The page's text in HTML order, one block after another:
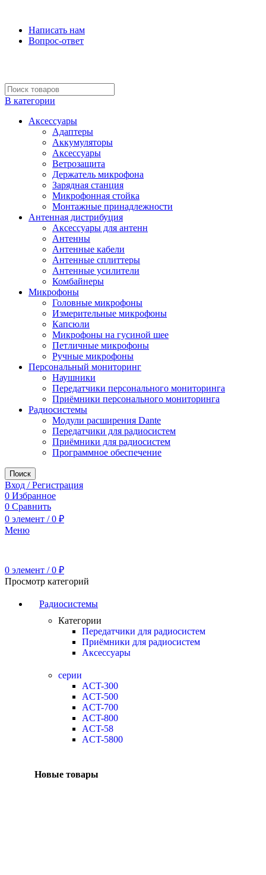
Написать нам
Вопрос-ответ
В категории
Аксессуары
Адаптеры
Аккумуляторы
Аксессуары
Ветрозащита
Держатель микрофона
Зарядная станция
Микрофонная стойка
Монтажные принадлежности
Антенная дистрибуция
Аксессуары для антенн
Антенны
Антенные кабели
Антенные сплиттеры
Антенные усилители
Комбайнеры
Микрофоны
Головные микрофоны
Измерительные микрофоны
Капсюли
Микрофоны на гусиной шее
Петличные микрофоны
Ручные микрофоны
Персональный мониторинг
Наушники
Передатчики персонального мониторинга
Приёмники персонального мониторинга
Радиосистемы
Модули расширения Dante
Передатчики для радиосистем
Приёмники для радиосистем
Программное обеспечение
Поиск
Вход / Регистрация
0 Избранное
0 Сравнить
0 элемент / 0 ₽
Меню
0 элемент / 0 ₽
Просмотр категорий
Радиосистемы
Категории
Передатчики для радиосистем
Приёмники для радиосистем
Аксессуары
серии
ACT-300
ACT-500
ACT-700
ACT-800
ACT-58
ACT-5800
Новые товары